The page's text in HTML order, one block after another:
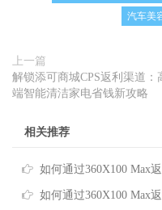
汽车美
上一篇
解锁添可商城CPS返利渠道：
端智能清洁家电省钱新攻略
相关推荐
如何通过360X100 Max返利平台每年省下千元网购开支
如何通过360X100 Max返利优惠券最大化网购省钱收益